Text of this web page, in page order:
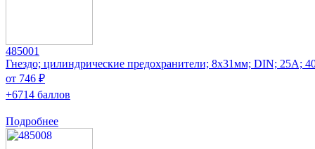
485001
Гнездо; цилиндрические предохранители; 8x31мм; DIN; 25А;
от 746 ₽
+6714 баллов
Подробнее